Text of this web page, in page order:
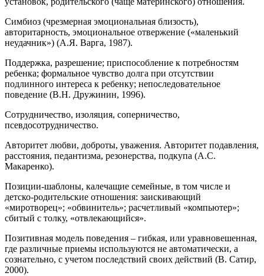
Симбиоз (чрезмерная эмоциональная близость),
авторитарность, эмоциональное отвержение («маленький
неудачник») (А.Я. Варга, 1987).
Поддержка, разрешение; приспособление к потребностям
ребенка; формальное чувство долга при отсутствии
подлинного интереса к ребенку; непоследовательное
поведение (В.Н. Дружинин, 1996).
Сотрудничество, изоляция, соперничество,
псевдосотрудничество.
Авторитет любви, доброты, уважения. Авторитет подавления,
расстояния, педантизма, резонерства, подкупа (А.С.
Макаренко).
Позиции-шаблоны, калечащие семейные, в том числе и
детско-родительские отношения: заискивающий
«миротворец»; «обвинитель»; расчетливый «компьютер»;
сбитый с толку, «отвлекающийся».
Позитивная модель поведения – гибкая, или уравновешенная,
где различные приемы используются не автоматически, а
сознательно, с учетом последствий своих действий (В. Сатир,
2000).